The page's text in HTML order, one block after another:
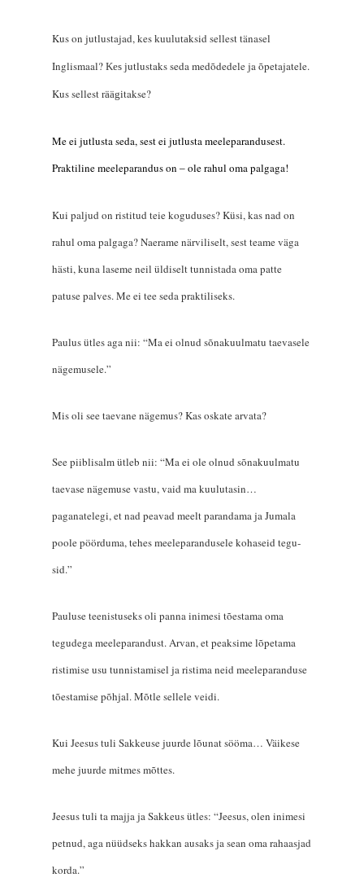
Kus on jutlustajad, kes kuulutaksid sellesttänasel
Inglismaal? Kes jutlustaks seda medõdedele ja õpetajatele.
Kus sellest räägitakse?
Me ei jutlusta seda, sest ei jutlusta meeleparandusest.
Praktiline meeleparanduson ‒ ole rahul oma palgaga!
Kui paljud on ristitud teie koguduses? Küsi, kas nad on
rahul oma palgaga? Naerame närviliselt, sest teame väga
hästi, kuna laseme neil üldiselt tunnistada oma patte
patuse palves. Me ei tee seda praktiliseks.
Paulus ütles aga nii: “Ma ei olnud sõnakuulmatu taevasele
nägemusele.”
Mis oli see taevane nägemus? Kas oskate arvata?
See piiblisalm ütleb nii: “Ma ei ole olnud sõnakuulmatu
taevase nägemuse vastu, vaid ma kuulutasin…
paganatelegi, et nad peavad meelt parandama ja Jumala
poole pöörduma, tehes meeleparandusele kohaseid tegu­
sid.”
Pauluse teenistuseks oli panna inimesi tõestama oma
tegudega meeleparandust. Arvan, et peaksime lõpetama
ristimise usu tunnistamisel ja ristima neid meeleparanduse
tõestamise põhjal. Mõtle sellele veidi.
Kui Jeesus tuli Sakkeuse juurde lõunat sööma… Väi­kese
mehe juurde mitmes mõttes.
Jeesus tuli ta majja ja Sakkeus ütles: “Jeesus, olen inimesi
petnud, aga nüüdseks hakkan ausaks ja sean oma rahaasjad
korda.”